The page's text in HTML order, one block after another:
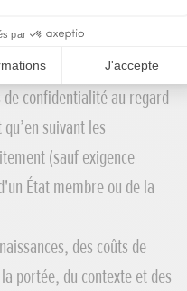
et sous-traitants
personnel sont
confidentialité au regard
suivant les
(sauf exigence
État membre ou de la
des coûts de
portée, du contexte et des